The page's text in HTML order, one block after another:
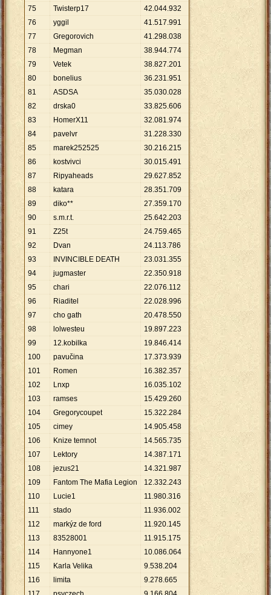
75
Twisterp17 42.044.932
76
yggil 41.517.991
77
Gregorovich 41.298.038
78
Megman 38.944.774
79
Vetek 38.827.201
80
bonelius 36.231.951
81
ASDSA 35.030.028
82
drska0 33.825.606
83
HomerX11 32.081.974
84
pavelvr 31.228.330
85
marek252525 30.216.215
86
kostvivci 30.015.491
87
Ripyaheads 29.627.852
88
katara 28.351.709
89
diko** 27.359.170
90
s.m.r.t. 25.642.203
91
Z25t 24.759.465
92
Dvan 24.113.786
93
INVINCIBLE DEATH 23.031.355
94
jugmaster 22.350.918
95
chari 22.076.112
96
Riaditel 22.028.996
97
cho gath 20.478.550
98
lolwesteu 19.897.223
99
12.kobilka 19.846.414
100
pavučina 17.373.939
101
Romen 16.382.357
102
Lnxp 16.035.102
103
ramses 15.429.260
104
Gregorycoupet 15.322.284
105
cimey 14.905.458
106
Knize temnot 14.565.735
107
Lektory 14.387.171
108
jezus21 14.321.987
109
Fantom The Mafia Legion 12.332.243
110
Lucie1 11.980.316
111
stado 11.936.002
112
markýz de ford 11.920.145
113
83528001 11.915.175
114
Hannyone1 10.086.064
115
Karla Velika 9.538.204
116
limita 9.278.665